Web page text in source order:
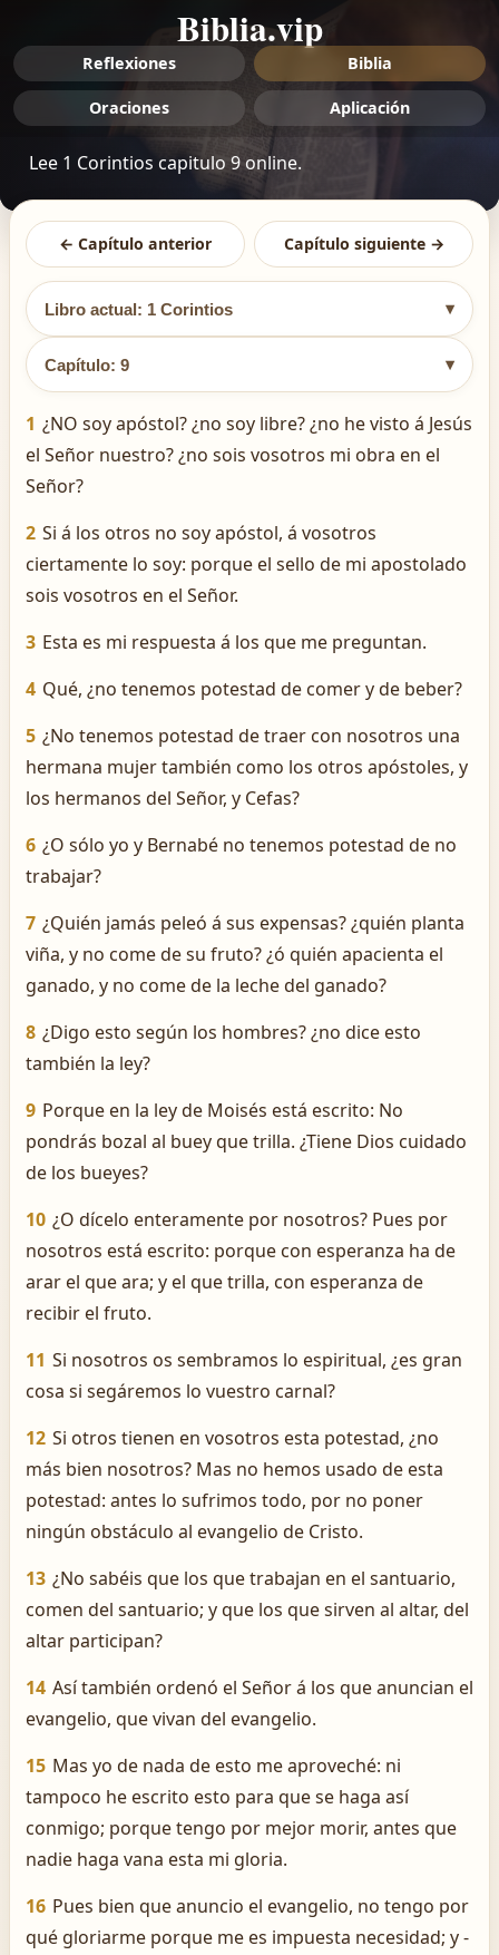
Biblia.vip
Reflexiones Biblia
Oraciones Aplicación
Lee 1 Corintios capitulo 9 online.
← Capítulo anterior Capítulo siguiente →
Libro actual: 1 Corintios ▾
Capítulo: 9 ▾
1 ¿NO soy apóstol? ¿no soy libre? ¿no he visto á Jesús
el Señor nuestro? ¿no sois vosotros mi obra en el
Señor?
2 Si á los otros no soy apóstol, á vosotros
ciertamente lo soy: porque el sello de mi apostolado
sois vosotros en el Señor.
3 Esta es mi respuesta á los que me preguntan.
4 Qué, ¿no tenemos potestad de comer y de beber?
5 ¿No tenemos potestad de traer con nosotros una
hermana mujer también como los otros apóstoles, y
los hermanos del Señor, y Cefas?
6 ¿O sólo yo y Bernabé no tenemos potestad de no
trabajar?
7 ¿Quién jamás peleó á sus expensas? ¿quién planta
viña, y no come de su fruto? ¿ó quién apacienta el
ganado, y no come de la leche del ganado?
8 ¿Digo esto según los hombres? ¿no dice esto
también la ley?
9 Porque en la ley de Moisés está escrito: No
pondrás bozal al buey que trilla. ¿Tiene Dios cuidado
de los bueyes?
10 ¿O dícelo enteramente por nosotros? Pues por
nosotros está escrito: porque con esperanza ha de
arar el que ara; y el que trilla, con esperanza de
recibir el fruto.
11 Si nosotros os sembramos lo espiritual, ¿es gran
cosa si segáremos lo vuestro carnal?
12 Si otros tienen en vosotros esta potestad, ¿no
más bien nosotros? Mas no hemos usado de esta
potestad: antes lo sufrimos todo, por no poner
ningún obstáculo al evangelio de Cristo.
13 ¿No sabéis que los que trabajan en el santuario,
comen del santuario; y que los que sirven al altar, del
altar participan?
14 Así también ordenó el Señor á los que anuncian el
evangelio, que vivan del evangelio.
15 Mas yo de nada de esto me aproveché: ni
tampoco he escrito esto para que se haga así
conmigo; porque tengo por mejor morir, antes que
nadie haga vana esta mi gloria.
16 Pues bien que anuncio el evangelio, no tengo por
qué gloriarme porque me es impuesta necesidad; y ­